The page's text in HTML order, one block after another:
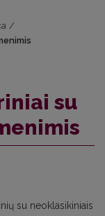
/
su
su neoklasikiniais